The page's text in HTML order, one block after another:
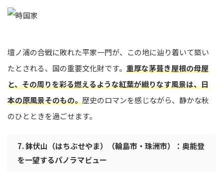
壇ノ浦の合戦に敗れた平家一門が、この地に辿り着いて築い
たとされる、国の重要文化財です。 重厚な茅葺き屋根の母屋
と、その周りを彩る燃えるような紅葉が織りなす風景は、日
本の原風景そのもの。歴史のロマンを感じながら、静かな秋
のひとときを過ごせます。
7. 鉢伏山（はちぶせやま）（輪島市・珠洲市）：奥能登
を一望するパノラマビュー